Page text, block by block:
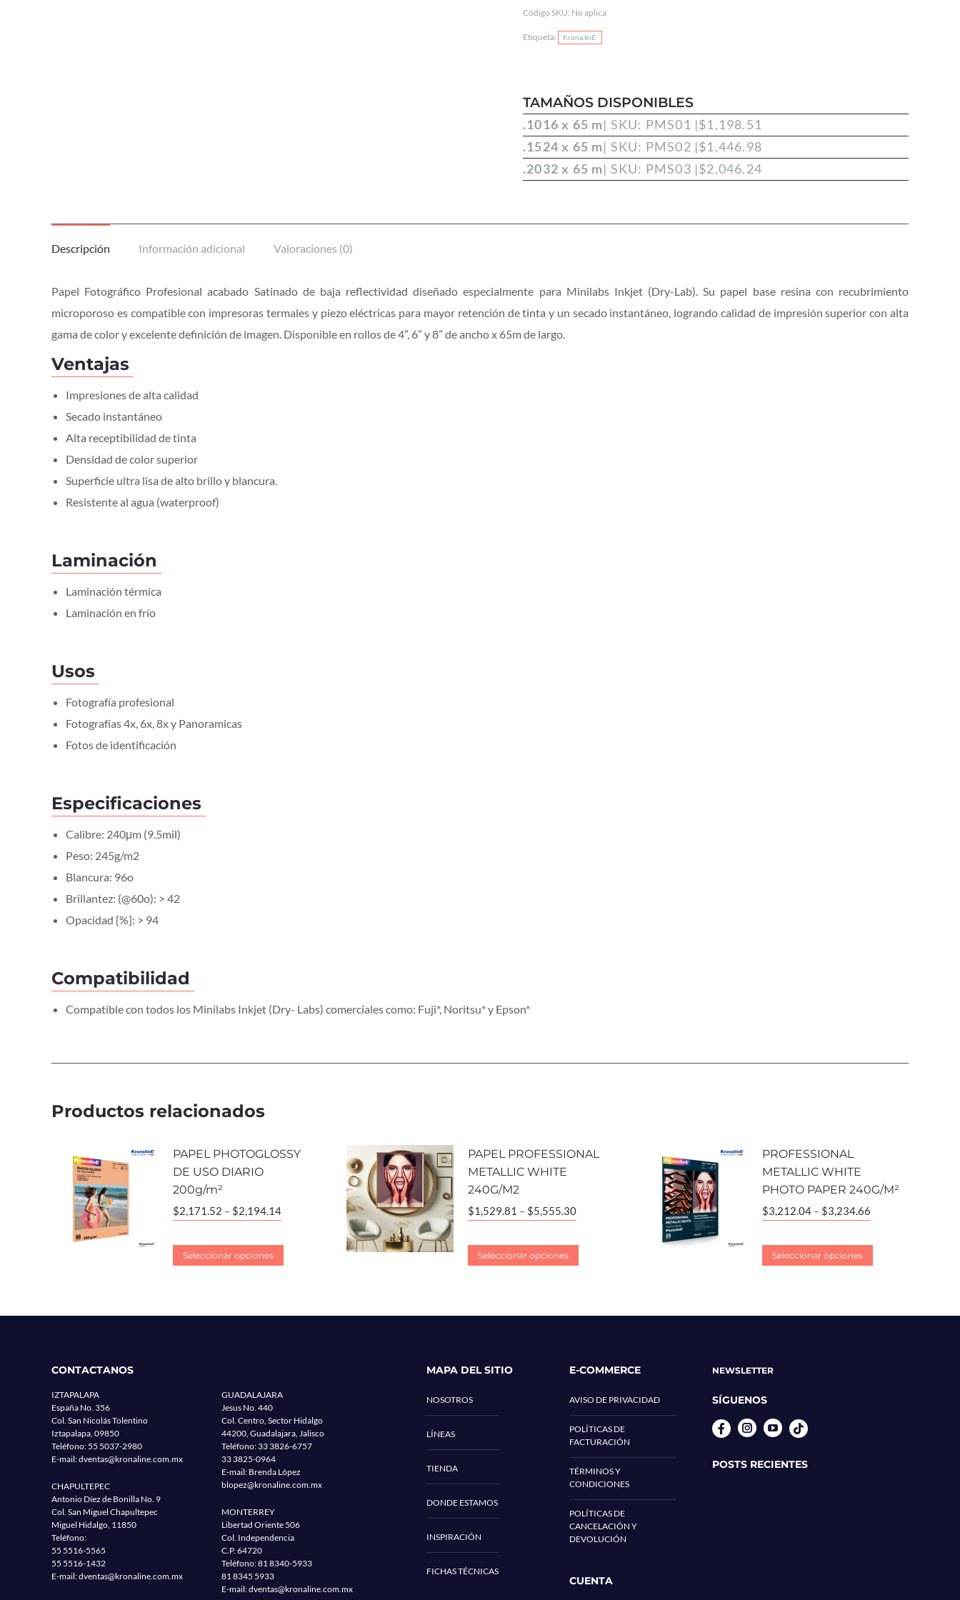
(DRY-
Código SKU: No aplica
Etiqueta: KronalinE
TAMAÑOS DISPONIBLES
.1016 x 65 m| SKU: PMS01 |$1,198.51
.1524 x 65 m| SKU: PMS02 |$1,446.98
.2032 x 65 m| SKU: PMS03 |$2,046.24
Descripción Información adicional Valoraciones (0)
Papel Fotográfico Profesional acabado Satinado de baja reflectividad diseñado especialmente para Minilabs Inkjet (Dry-Lab). Su papel base resina con recubrimiento
microporoso es compatible con impresoras termales y piezo eléctricas para mayor retención de tinta y un secado instantáneo, logrando calidad de impresión superior con alta
gama de color y excelente definición de imagen. Disponible en rollos de 4”, 6” y 8” de ancho x 65m de largo.
Ventajas
Impresiones de alta calidad
Secado instantáneo
Alta receptibilidad de tinta
Densidad de color superior
Superficie ultra lisa de alto brillo y blancura.
Resistente al agua (waterproof)
Laminación
Laminación térmica
Laminación en frío
Usos
Fotografía profesional
Fotografías 4x, 6x, 8x y Panoramicas
Fotos de identificación
Especificaciones
Calibre: 240μm (9.5mil)
Peso: 245g/m2
Blancura: 96o
Brillantez: (@60o): > 42
Opacidad [%]: > 94
Compatibilidad
Compatible con todos los Minilabs Inkjet (Dry- Labs) comerciales como: Fuji*, Noritsu* y Epson*
Productos relacionados
PAPEL PHOTOGLOSSY
DE USO DIARIO
200g/m²
$2,171.52 – $2,194.14
Seleccionar opciones
PAPEL PROFESSIONAL
METALLIC WHITE
240G/M2
$1,529.81 – $5,555.30
Seleccionar opciones
PROFESSIONAL
METALLIC WHITE
PHOTO PAPER 240G/M²
$3,212.04 – $3,234.66
Seleccionar opciones
CONTACTANOS
IZTAPALAPA
España No. 356
Col. San Nicolás Tolentino
Iztapalapa, 09850
Teléfono:55 5037-2980
E-mail:dventas@kronaline.com.mx
CHAPULTEPEC
Antonio Díez de Bonilla No. 9
Col. San Miguel Chapultepec
Miguel Hidalgo, 11850
Teléfono:
55 5516-5565
55 5516-1432
E-mail:dventas@kronaline.com.mx
GUADALAJARA
Jesus No. 440
Col. Centro, Sector Hidalgo
44200, Guadalajara, Jalisco
Teléfono: 33 3826-6757
33 3825-0964
E-mail: Brenda López
blopez@kronaline.com.mx
MONTERREY
Libertad Oriente 506
Col. Independencia
C.P. 64720
Teléfono:81 8340-5933
81 8345 5933
E-mail:dventas@kronaline.com.mx
MAPA DEL SITIO
NOSOTROS
LÍNEAS
TIENDA
DONDE ESTAMOS
INSPIRACIÓN
FICHAS TÉCNICAS
E-COMMERCE
AVISO DE PRIVACIDAD
POLÍTICAS DE
FACTURACIÓN
TÉRMINOS Y
CONDICIONES
POLÍTICAS DE
CANCELACIÓN Y
DEVOLUCIÓN
CUENTA
NEWSLETTER
SÍGUENOS
InstagramYouTube
POSTS RECIENTES